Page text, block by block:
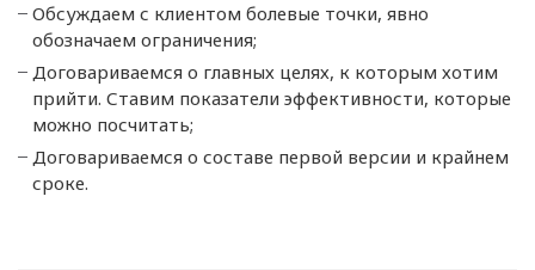
Обсуждаем с клиентом болевые точки, явно
обозначаем ограничения;
Договариваемся о главных целях, к которым хотим
прийти. Ставим показатели эффективности, которые
можно посчитать;
Договариваемся о составе первой версии и крайнем
сроке.